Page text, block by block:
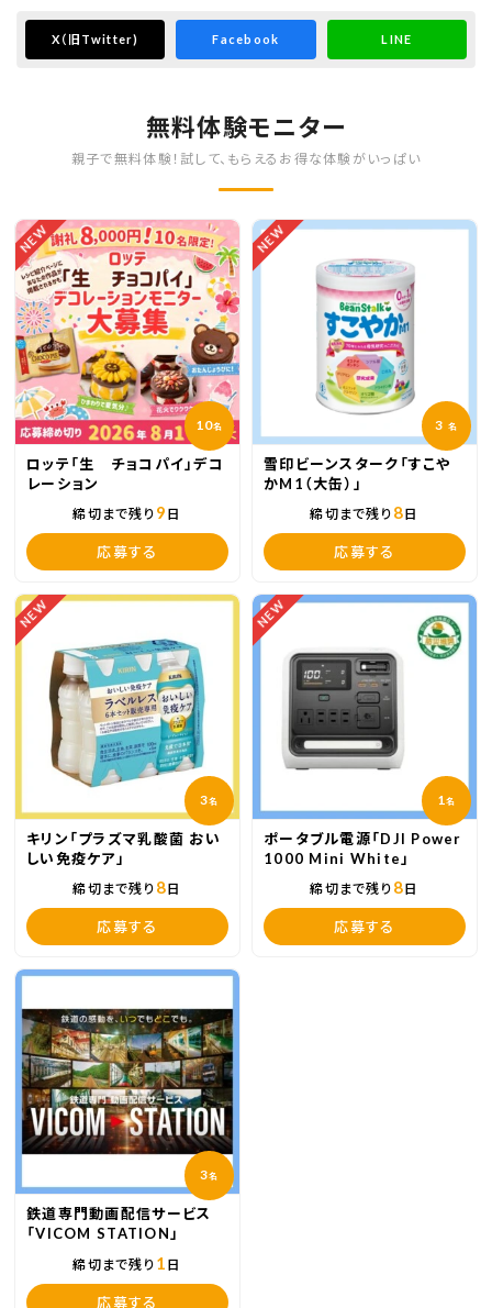
X （旧Twitter) Facebook LINE
無料体験モニター
親子で無料体験！試して、もらえるお得な体験がいっぱい
NEW
10名
ロッテ「生 チョコパイ」デコ
レーション
締切まで残り 9 日
応募する
NEW
3 名
雪印ビーンスターク「すこや
かM1（大缶）」
締切まで残り 8日
応募する
NEW
3名
キリン「プラズマ乳酸菌 おい
しい免疫ケア」
締切まで残り 8日
応募する
NEW
1名
ポータブル電源「DJI Power
1000 Mini White」
締切まで残り 8日
応募する
3名
鉄道専門動画配信サービス
「VICOM STATION」
締切まで残り 1 日
応募する